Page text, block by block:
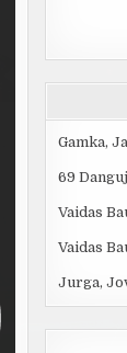
Gamka,
69
Vaidas
Vaidas
Jurga,